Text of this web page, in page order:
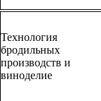
Технология
бродильных
производств и
виноделие